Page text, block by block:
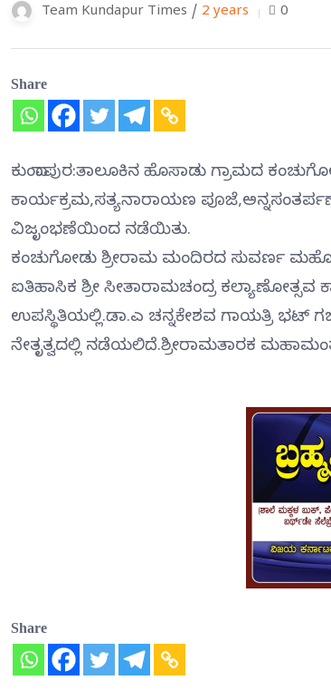
Team Kundapur Times / 2 years 0
Share
ಕುಂದಾಪುರ:ತಾಲೂಕಿನ ಹೊಸಾಡು ಗ್ರಾಮದ
ಕಾರ್ಯಕ್ರಮ,ಸತ್ಯನಾರಾಯಣ
ವಿಜೃಂಭಣೆಯಿಂದ ನಡೆಯಿತು.
ಕಂಚುಗೋಡು ಶ್ರೀರಾಮ ಮಂದಿರದ ಸುವರ್ಣ
ಐತಿಹಾಸಿಕ ಶ್ರೀ ಸೀತಾರಾಮಚಂದ್ರ ಕಲ್ಯಾಣೋತ್ಸವ
ಉಪಸ್ಥಿತಿಯಲ್ಲಿ.ಡಾ.ಎ ಚನ್ನಕೇಶವ ಗಾಯತ್ರಿ ಭಟ್
ನೇತೃತ್ವದಲ್ಲಿ ನಡೆಯಲಿದೆ.ಶ್ರೀರಾಮತಾರಕ
Share